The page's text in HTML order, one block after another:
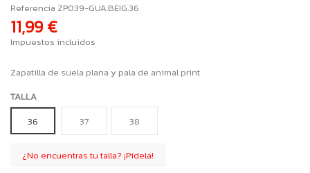
Referencia ZP039-GUA.BEIG.36
11,99 €
Impuestos incluidos
Zapatilla de suela plana y pala de animal print
TALLA
36
37 38
¿No encuentras tu talla? ¡Pídela!